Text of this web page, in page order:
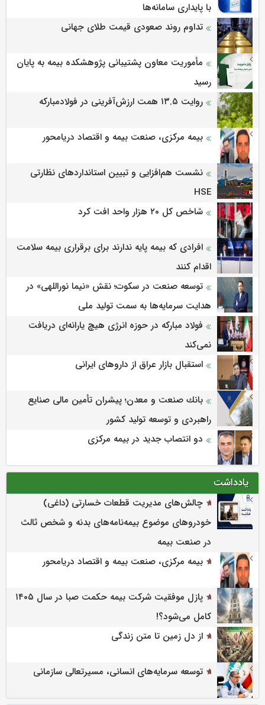
با پایداری سامانه‌ها
تداوم روند صعودی قیمت طلای جهانی
مأموریت معاون پشتیبانی پژوهشكده بیمه به پایان
رسید
روایت ۱۳.۵ همت ارزش‌آفرینی در فولادمبارکه
بیمه مرکزی، صنعت بیمه و اقتصاد دریامحور
نشست هم‌افزایی و تبیین استانداردهای نظارتی
HSE
شاخص کل ۲۰ هزار واحد افت کرد
افرادی که بیمه پایه ندارند برای برقراری بیمه سلامت
اقدام کنند
توسعه صنعت در سکوت؛ نقش «نیما نوراللهی» در
هدایت سرمایه‌ها به سمت تولید ملی
فولاد مبارکه در حوزه انرژی هیچ یارانه‌ای دریافت
نمی‌کند
استقبال بازار عراق از داروهای ایرانی
بانك صنعت و معدن؛ پیشران تأمین مالی صنایع
راهبردی و توسعه تولید كشور
دو انتصاب جدید در بیمه مرکزی
یادداشت
چالش‌های مدیریت قطعات خسارتی (داغی)
خودروهای موضوع بیمه‌نامه‌های بدنه و شخص ثالث
در صنعت بیمه
بیمه مرکزی، صنعت بیمه و اقتصاد دریامحور
پازل موفقیت شرکت بیمه حکمت صبا در سال ۱۴۰۵
کامل می‌شود؟!
از دل زمین تا متن زندگی
توسعه سرمایه‌های انسانی، مسیرتعالی سازمانی